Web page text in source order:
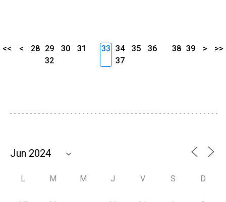
<< < 28 29 30
31
32
33 34 35
36
37
38 39 > >>
L M M J V S D